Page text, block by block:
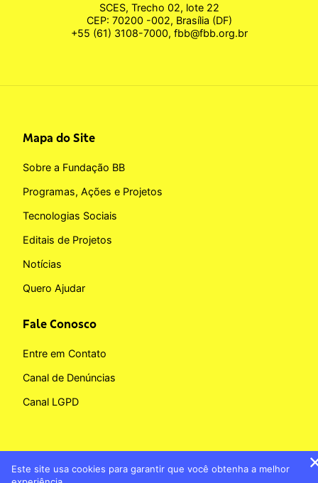
SCES, Trecho 02, lote 22
CEP: 70200 -002, Brasília (DF)
+55 (61) 3108-7000, fbb@fbb.org.br
Mapa do Site
Sobre a Fundação BB
Programas, Ações e Projetos
Tecnologias Sociais
Editais de Projetos
Notícias
Quero Ajudar
Fale Conosco
Entre em Contato
Canal de Denúncias
Canal LGPD
Este site usa cookies para garantir que você obtenha a melhor